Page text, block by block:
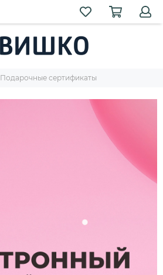
Подарочные сертификаты